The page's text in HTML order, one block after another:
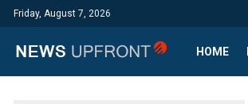
Friday, August 7, 2026
HOME